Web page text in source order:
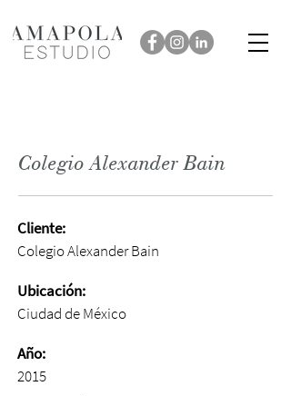
Colegio Alexander Bain
Cliente:
Colegio Alexander Bain
Ubicación:
Ciudad de México
Año:
2015